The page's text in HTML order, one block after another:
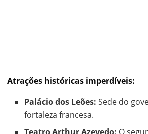
Atrações históricas imperdíveis:
Palácio dos Leões: Sede do
fortaleza francesa.